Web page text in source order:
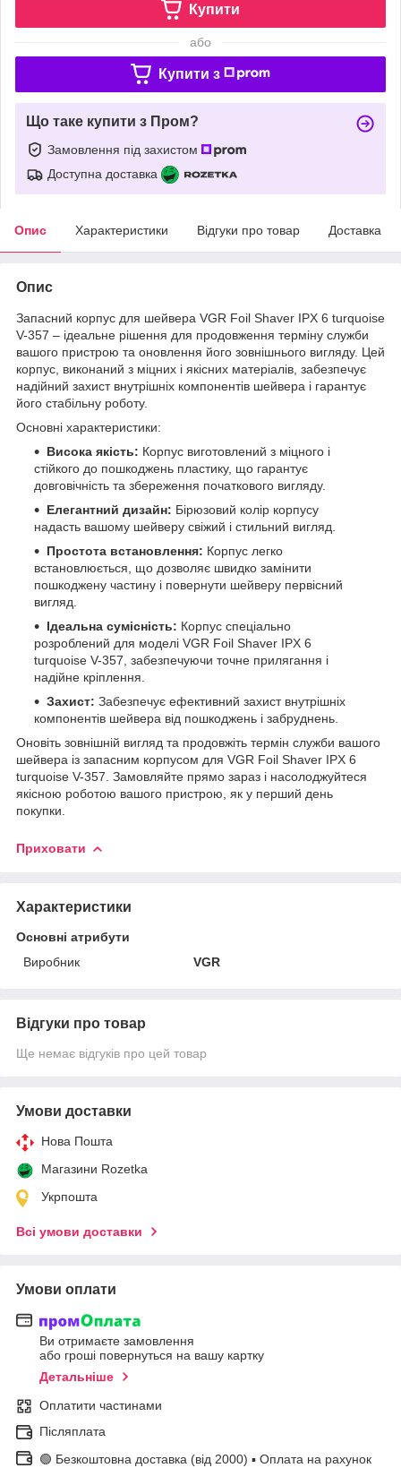
Купити
або
Купити з
Що таке купити з Пром?
Замовлення під захистом
Доступна доставка
Опис Характеристики Відгуки про товар Доставка
Опис
Запасний корпус для шейвера VGR Foil Shaver IPX 6 turquoise
V-357 – ідеальне рішення для продовження терміну служби
вашого пристрою та оновлення його зовнішнього вигляду. Цей
корпус, виконаний з міцних і якісних матеріалів, забезпечує
надійний захист внутрішніх компонентів шейвера і гарантує
його стабільну роботу.
Основні характеристики:
Висока якість: Корпус виготовлений з міцного і
стійкого до пошкоджень пластику, що гарантує
довговічність та збереження початкового вигляду.
Елегантний дизайн: Бірюзовий колір корпусу
надасть вашому шейверу свіжий і стильний вигляд.
Простота встановлення: Корпус легко
встановлюється, що дозволяє швидко замінити
пошкоджену частину і повернути шейверу первісний
вигляд.
Ідеальна сумісність: Корпус спеціально
розроблений для моделі VGR Foil Shaver IPX 6
turquoise V-357, забезпечуючи точне прилягання і
надійне кріплення.
Захист: Забезпечує ефективний захист внутрішніх
компонентів шейвера від пошкоджень і забруднень.
Оновіть зовнішній вигляд та продовжіть термін служби вашого
шейвера із запасним корпусом для VGR Foil Shaver IPX 6
turquoise V-357. Замовляйте прямо зараз і насолоджуйтеся
якісною роботою вашого пристрою, як у перший день
покупки.
Приховати
Характеристики
Основні атрибути
Виробник
VGR
Відгуки про товар
Ще немає відгуків про цей товар
Умови доставки
Нова Пошта
Магазини Rozetka
Укрпошта
Всі умови доставки
Умови оплати
Ви отримаєте замовлення
або гроші повернуться на вашу картку
Детальніше
Оплатити частинами
Післяплата
🟢 Безкоштовна доставка (від 2000) ▪ Оплата на рахунок